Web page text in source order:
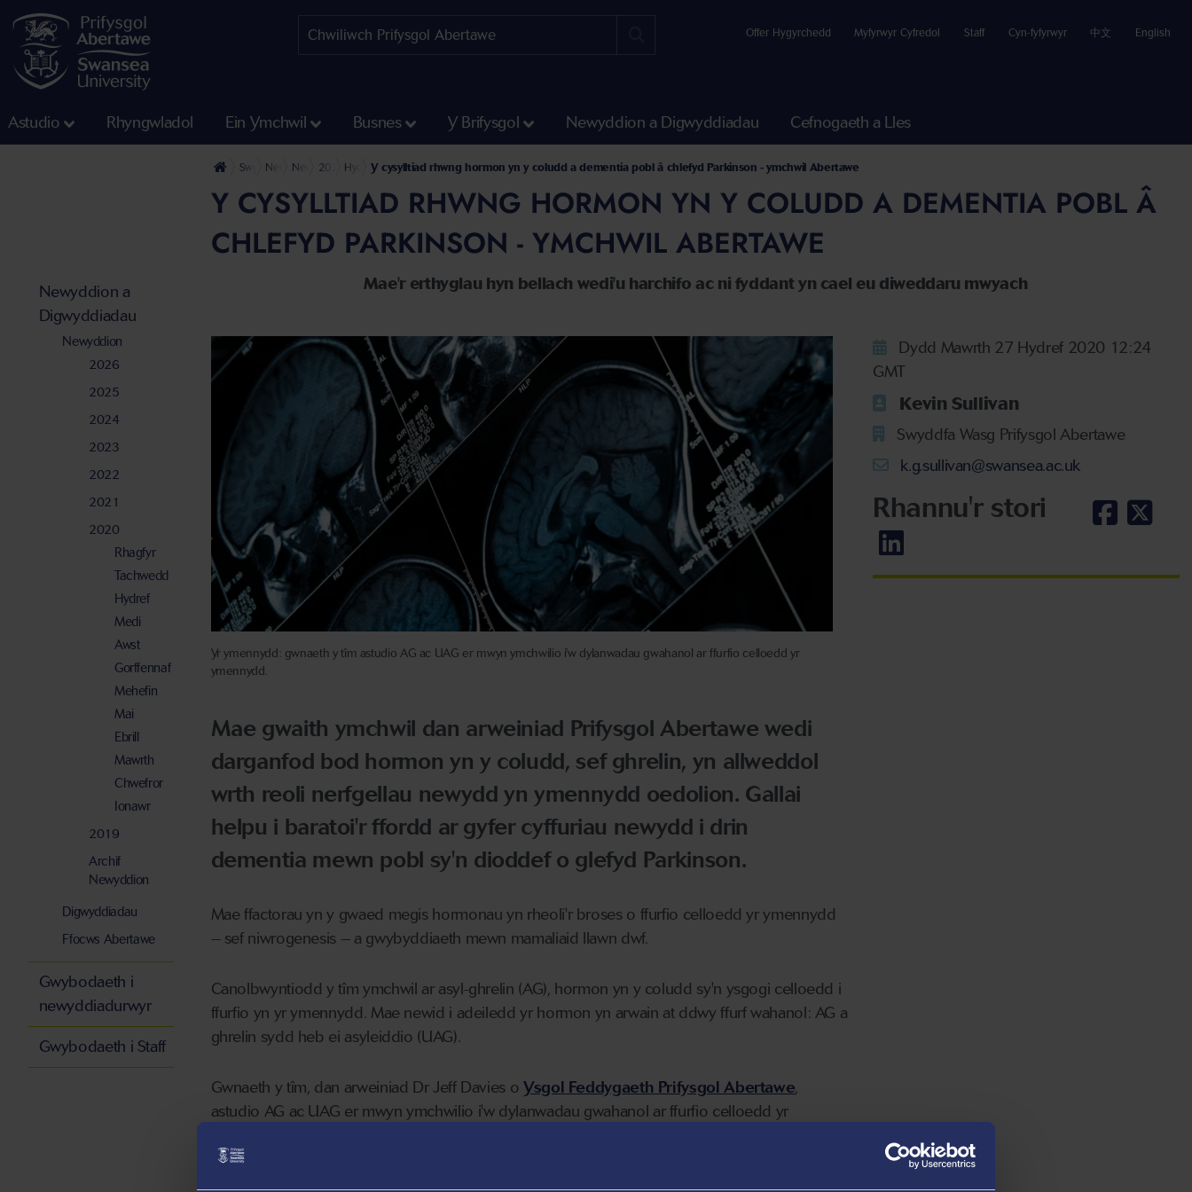
Offer Hygyrchedd Myfyrwyr Cyfredol Staff Cyn-fyfyrwyr 中文 English
Astudio Rhyngwladol Ein Ymchwil Busnes Y Brifysgol Newyddion a Digwyddiadau Cefnogaeth a Lles
Swyddfa'r Wasg
Newyddion a Digwyddiadau
Newyddion
2020HydrefY cysylltiad rhwng hormon yn y coludd a dementia pobl â chlefyd Parkinson - ymchwil Abertawe
Y CYSYLLTIAD RHWNG HORMON YN Y COLUDD A DEMENTIA POBL Â
CHLEFYD PARKINSON - YMCHWIL ABERTAWE
Mae'r erthyglau hyn bellach wedi'u harchifo ac ni fyddant yn cael eu diweddaru mwyach
Yr ymennydd: gwnaeth y tîm astudio AG ac UAG er mwyn ymchwilio i'w dylanwadau gwahanol ar ffurfio celloedd yr
ymennydd.
Mae gwaith ymchwil dan arweiniad Prifysgol Abertawe wedi
darganfod bod hormon yn y coludd, sef ghrelin, yn allweddol
wrth reoli nerfgellau newydd yn ymennydd oedolion. Gallai
helpu i baratoi'r ffordd ar gyfer cyffuriau newydd i drin
dementia mewn pobl sy'n dioddef o glefyd Parkinson.
Mae ffactorau yn y gwaed megis hormonau yn rheoli'r broses o ffurfio celloedd yr ymennydd
– sef niwrogenesis – a gwybyddiaeth mewn mamaliaid llawn dwf.
Canolbwyntiodd y tîm ymchwil ar asyl-ghrelin (AG), hormon yn y coludd sy'n ysgogi celloedd i
ffurfio yn yr ymennydd. Mae newid i adeiledd yr hormon yn arwain at ddwy ffurf wahanol: AG a
ghrelin sydd heb ei asyleiddio (UAG).
Gwnaeth y tîm, dan arweiniad Dr Jeff Davies o Ysgol Feddygaeth Prifysgol Abertawe,
astudio AG ac UAG er mwyn ymchwilio i'w dylanwadau gwahanol ar ffurfio celloedd yr
Mae'r ymchwil yn berthnasol i bobl sy'n dioddef o glefyd Parkinson gan fod dementia, sy'n
Dydd Mawrth 27 Hydref 2020 12:24
GMT
Kevin Sullivan
Swyddfa Wasg Prifysgol Abertawe
k.g.sullivan@swansea.ac.uk
Rhannu'r stori
Newyddion a
Digwyddiadau
Newyddion
2026
2025
2024
2023
2022
2021
2020
Rhagfyr
Tachwedd
Hydref
Medi
Awst
Gorffennaf
Mehefin
Mai
Ebrill
Mawrth
Chwefror
Ionawr
2019
Archif
Newyddion
Digwyddiadau
Ffocws Abertawe
Gwybodaeth i
newyddiadurwyr
Gwybodaeth i Staff